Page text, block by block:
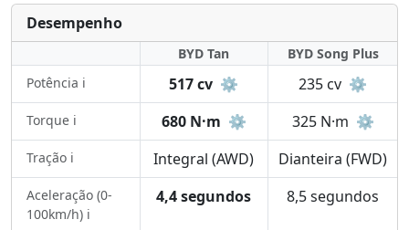
Desempenho
BYD Tan
BYD Song Plus
Potência ℹ️
517 cv ⚙️ 235 cv ⚙️
Torque ℹ️ 680 N·m ⚙️ 325 N·m ⚙️
Tração ℹ️ Integral (AWD) Dianteira (FWD)
Aceleração (0-
100km/h) ℹ️
4,4 segundos 8,5 segundos